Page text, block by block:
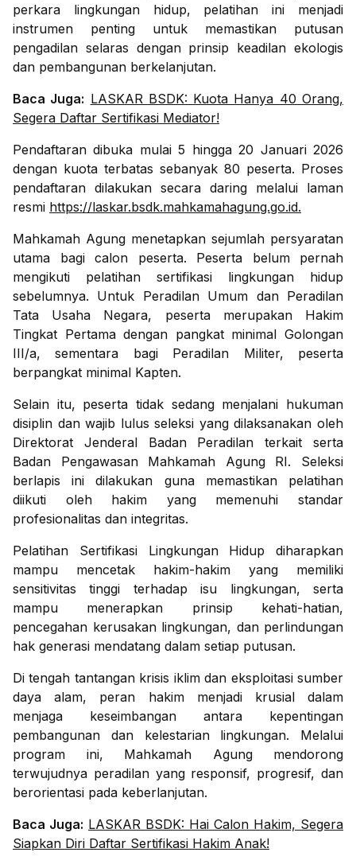
perkara lingkungan hidup, pelatihan ini menjadi
instrumen penting untuk memastikan putusan
pengadilan selaras dengan prinsip keadilan ekologis
dan pembangunan berkelanjutan.
Baca Juga: LASKAR BSDK: Kuota Hanya 40 Orang,
Segera Daftar Sertifikasi Mediator!
Pendaftaran dibuka mulai 5 hingga 20 Januari 2026
dengan kuota terbatas sebanyak 80 peserta. Proses
pendaftaran dilakukan secara daring melalui laman
resmi https://laskar.bsdk.mahkamahagung.go.id.
Mahkamah Agung menetapkan sejumlah persyaratan
utama bagi calon peserta. Peserta belum pernah
mengikuti pelatihan sertifikasi lingkungan hidup
sebelumnya. Untuk Peradilan Umum dan Peradilan
Tata Usaha Negara, peserta merupakan Hakim
Tingkat Pertama dengan pangkat minimal Golongan
III/a, sementara bagi Peradilan Militer, peserta
berpangkat minimal Kapten.
Selain itu, peserta tidak sedang menjalani hukuman
disiplin dan wajib lulus seleksi yang dilaksanakan oleh
Direktorat Jenderal Badan Peradilan terkait serta
Badan Pengawasan Mahkamah Agung RI. Seleksi
berlapis ini dilakukan guna memastikan pelatihan
diikuti oleh hakim yang memenuhi standar
profesionalitas dan integritas.
Pelatihan Sertifikasi Lingkungan Hidup diharapkan
mampu mencetak hakim-hakim yang memiliki
sensitivitas tinggi terhadap isu lingkungan, serta
mampu menerapkan prinsip kehati-hatian,
pencegahan kerusakan lingkungan, dan perlindungan
hak generasi mendatang dalam setiap putusan.
Di tengah tantangan krisis iklim dan eksploitasi sumber
daya alam, peran hakim menjadi krusial dalam
menjaga keseimbangan antara kepentingan
pembangunan dan kelestarian lingkungan. Melalui
program ini, Mahkamah Agung mendorong
terwujudnya peradilan yang responsif, progresif, dan
berorientasi pada keberlanjutan.
Baca Juga: LASKAR BSDK: Hai Calon Hakim, Segera
Siapkan Diri Daftar Sertifikasi Hakim Anak!